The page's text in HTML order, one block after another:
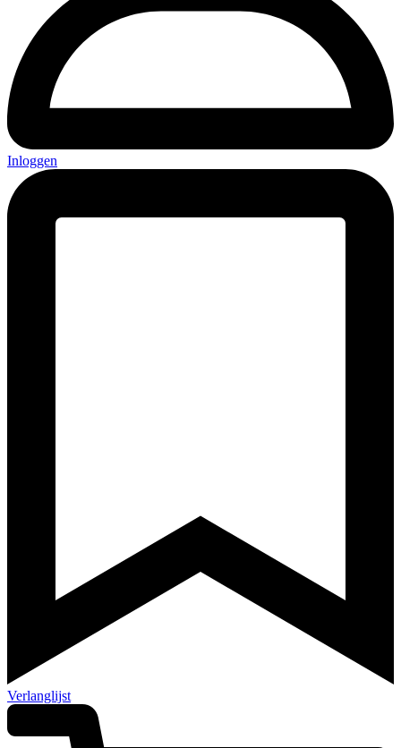
Inloggen
Verlanglijst